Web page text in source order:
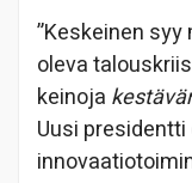
”Keskeinen
oleva
keinoja
Uusi